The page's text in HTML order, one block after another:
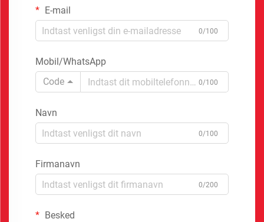
E-mail
0/100
Mobil/WhatsApp
Code
0/100
Navn
0/100
Firmanavn
0/200
Besked